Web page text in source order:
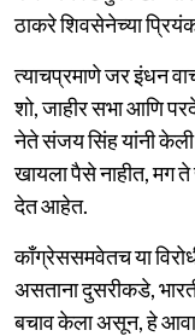
ठाकरे शिवसेनेच्या
त्याचप्रमाणे जर इंधन
शो, जाहीर सभा आणि
नेते संजय सिंह यांनी
खायला पैसे नाहीत, मग
देत आहेत.
काँग्रेससमवेतच या
असताना दुसरीकडे,
बचाव केला असून, हे